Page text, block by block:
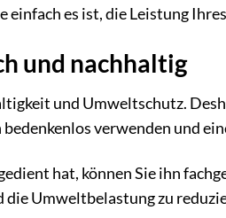
einfach es ist, die Leistung
und nachhaltig
und Umweltschutz.
bedenkenlos verwenden und
hat, können Sie ihn
die Umweltbelastung zu